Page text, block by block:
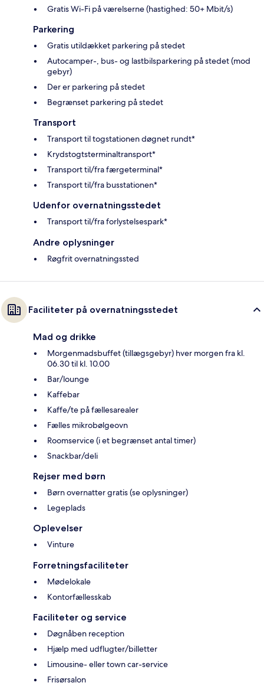
Gratis Wi-Fi på værelserne (hastighed: 50+ Mbit/s)
Parkering
Gratis utildækket parkering på stedet
Autocamper-, bus- og lastbilsparkering på stedet (mod
gebyr)
Der er parkering på stedet
Begrænset parkering på stedet
Transport
Transport til togstationen døgnet rundt*
Krydstogtsterminaltransport*
Transport til/fra færgeterminal*
Transport til/fra busstationen*
Udenfor overnatningsstedet
Transport til/fra forlystelsespark*
Andre oplysninger
Røgfrit overnatningssted
Faciliteter på overnatningsstedet
Mad og drikke
Morgenmadsbuffet (tillægsgebyr) hver morgen fra kl.
06.30 til kl. 10.00
Bar/lounge
Kaffebar
Kaffe/te på fællesarealer
Fælles mikrobølgeovn
Roomservice (i et begrænset antal timer)
Snackbar/deli
Rejser med børn
Børn overnatter gratis (se oplysninger)
Legeplads
Oplevelser
Vinture
Forretningsfaciliteter
Mødelokale
Kontorfællesskab
Faciliteter og service
Døgnåben reception
Hjælp med udflugter/billetter
Limousine- eller town car-service
Frisørsalon